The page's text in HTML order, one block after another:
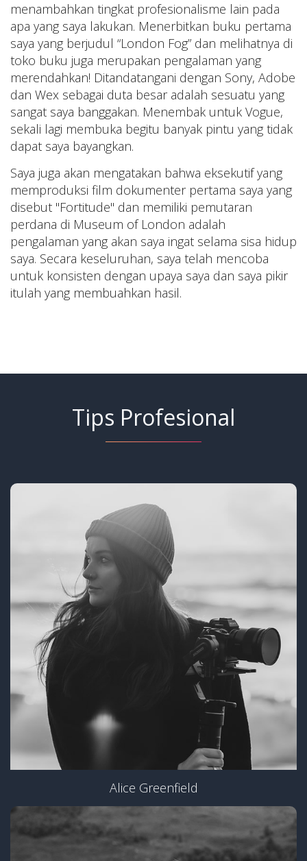
menambahkan tingkat profesionalisme lain pada
apa yang saya lakukan. Menerbitkan buku pertama
saya yang berjudul “London Fog” dan melihatnya di
toko buku juga merupakan pengalaman yang
merendahkan! Ditandatangani dengan Sony, Adobe
dan Wex sebagai duta besar adalah sesuatu yang
sangat saya banggakan. Menembak untuk Vogue,
sekali lagi membuka begitu banyak pintu yang tidak
dapat saya bayangkan.
Saya juga akan mengatakan bahwa eksekutif yang
memproduksi film dokumenter pertama saya yang
disebut "Fortitude" dan memiliki pemutaran
perdana di Museum of London adalah
pengalaman yang akan saya ingat selama sisa hidup
saya. Secara keseluruhan, saya telah mencoba
untuk konsisten dengan upaya saya dan saya pikir
itulah yang membuahkan hasil.
Tips Profesional
Alice Greenfield